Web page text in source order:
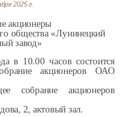
2025 г.
акционеры
общества «Лунинецкий
завод»
в 10.00 часов состоится
акционеров ОАО
собрание акционеров
2, актовый зал.